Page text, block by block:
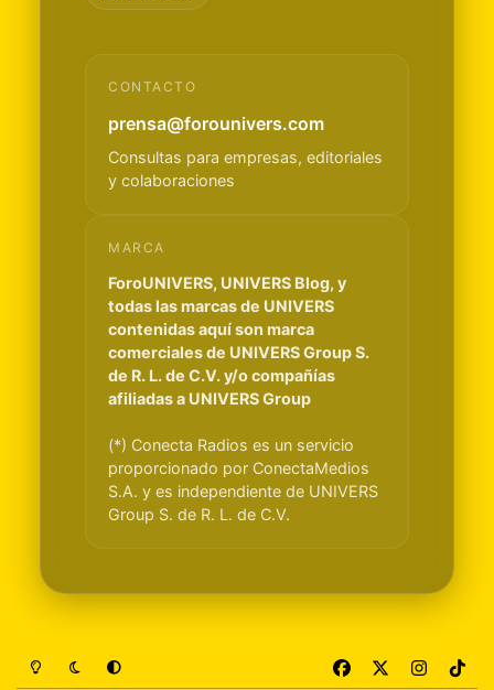
CONTACTO
prensa@forounivers.com
Consultas para empresas, editoriales
y colaboraciones
MARCA
ForoUNIVERS, UNIVERS Blog, y
todas las marcas de UNIVERS
contenidas aquí son marca
comerciales de UNIVERS Group S.
de R. L. de C.V. y/o compañías
afiliadas a UNIVERS Group
(*) Conecta Radios es un servicio
proporcionado por ConectaMedios
S.A. y es independiente de UNIVERS
Group S. de R. L. de C.V.
Light ModeDark ModeSystem Preference